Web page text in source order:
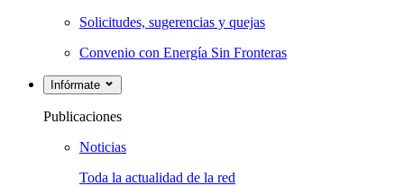
Solicitudes, sugerencias y quejas
Convenio con Energía Sin Fronteras
Infórmate
Publicaciones
Noticias
Toda la actualidad de la red